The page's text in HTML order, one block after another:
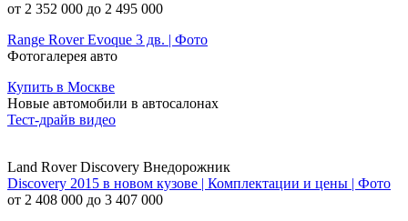
от 2 352 000 до 2 495 000
Range Rover Evoque 3 дв. | Фото
Фотогалерея авто
Купить в Москве
Новые автомобили в автосалонах
Тест-драйв видео
Land Rover Discovery Внедорожник
Discovery 2015 в новом кузове | Комплектации и цены | Фото
от 2 408 000 до 3 407 000